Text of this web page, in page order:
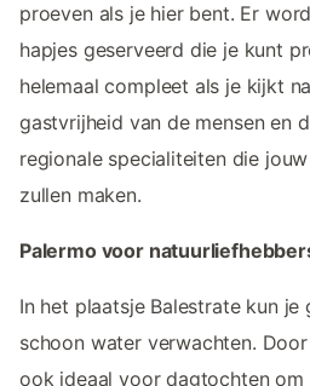
proeven als je hier bent. Er
hapjes geserveerd die je kunt
helemaal compleet als je kijkt
gastvrijheid van de mensen en
regionale specialiteiten die
zullen maken.
Palermo voor
In het plaatsje Balestrate kun je
schoon water verwachten.
ook ideaal voor dagtochten om